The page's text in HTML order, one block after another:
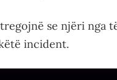
se njëri nga
incident.